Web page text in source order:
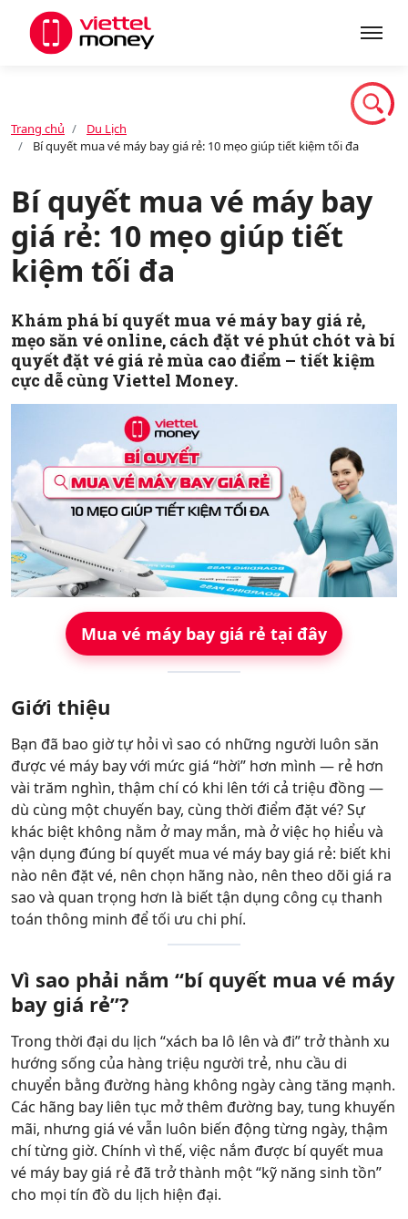
Dịch vụ
Khuyến mãi
Trang chủ
Du Lịch
Bí quyết mua vé máy bay giá rẻ: 10 mẹo giúp tiết kiệm tối đa
Bí quyết mua vé máy bay
giá rẻ: 10 mẹo giúp tiết
kiệm tối đa
Khám phá bí quyết mua vé máy bay giá rẻ,
mẹo săn vé online, cách đặt vé phút chót và bí
quyết đặt vé giá rẻ mùa cao điểm – tiết kiệm
cực dễ cùng Viettel Money.
Mua vé máy bay giá rẻ tại đây
Giới thiệu
Bạn đã bao giờ tự hỏi vì sao có những người luôn săn
được vé máy bay với mức giá “hời” hơn mình — rẻ hơn
vài trăm nghìn, thậm chí có khi lên tới cả triệu đồng —
dù cùng một chuyến bay, cùng thời điểm đặt vé? Sự
khác biệt không nằm ở may mắn, mà ở việc họ hiểu và
vận dụng đúng bí quyết mua vé máy bay giá rẻ: biết khi
nào nên đặt vé, nên chọn hãng nào, nên theo dõi giá ra
sao và quan trọng hơn là biết tận dụng công cụ thanh
toán thông minh để tối ưu chi phí.
Vì sao phải nắm “bí quyết mua vé máy
bay giá rẻ”?
Trong thời đại du lịch “xách ba lô lên và đi” trở thành xu
hướng sống của hàng triệu người trẻ, nhu cầu di
chuyển bằng đường hàng không ngày càng tăng mạnh.
Các hãng bay liên tục mở thêm đường bay, tung khuyến
mãi, nhưng giá vé vẫn luôn biến động từng ngày, thậm
chí từng giờ. Chính vì thế, việc nắm được bí quyết mua
vé máy bay giá rẻ đã trở thành một “kỹ năng sinh tồn”
cho mọi tín đồ du lịch hiện đại.